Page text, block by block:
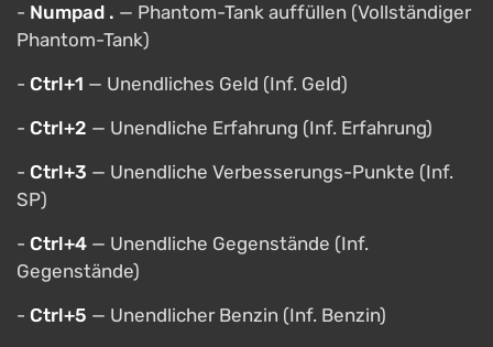
- Numpad . — Phantom-Tank auffüllen (Vollständiger
Phantom-Tank)
- Ctrl+1 — Unendliches Geld (Inf. Geld)
- Ctrl+2 — Unendliche Erfahrung (Inf. Erfahrung)
- Ctrl+3 — Unendliche Verbesserungs-Punkte (Inf.
SP)
- Ctrl+4 — Unendliche Gegenstände (Inf.
Gegenstände)
- Ctrl+5 — Unendlicher Benzin (Inf. Benzin)